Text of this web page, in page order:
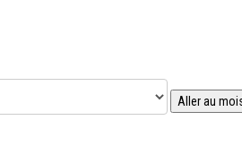
Aller au